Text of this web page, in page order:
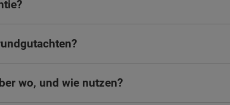
wo, und wie nutzen?
Sie suchen?